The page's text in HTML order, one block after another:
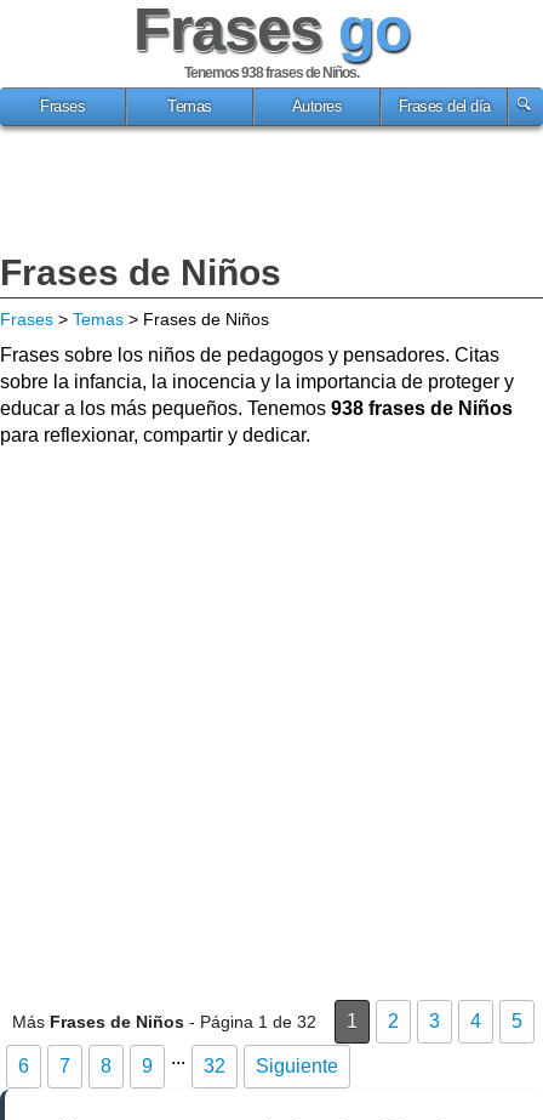
Frases go
Tenemos 938frases de Niños.
Frases
Temas Autores Frases del día
Frases de Niños
Frases > Temas > Frases de Niños
Frases sobre los niños de pedagogos y pensadores. Citas
sobre la infancia, la inocencia y la importancia de proteger y
educar a los más pequeños. Tenemos 938 frases de Niños
para reflexionar, compartir y dedicar.
Más Frases de Niños - Página 1 de 32 1 2 3 4 5
6 7 8 9 ... 32 Siguiente